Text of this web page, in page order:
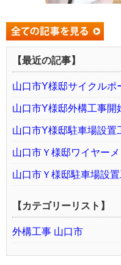
【最近の記事】
山口市Y様邸サイクルポ
山口市Y様邸外構工事開
山口市Y様邸駐車場設置
山口市Ｙ様邸ワイヤー
山口市Ｙ様邸駐車場設
【カテゴリーリスト】
外構工事 山口市